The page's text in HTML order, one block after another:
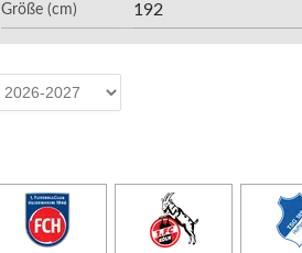
Größe (cm) 192